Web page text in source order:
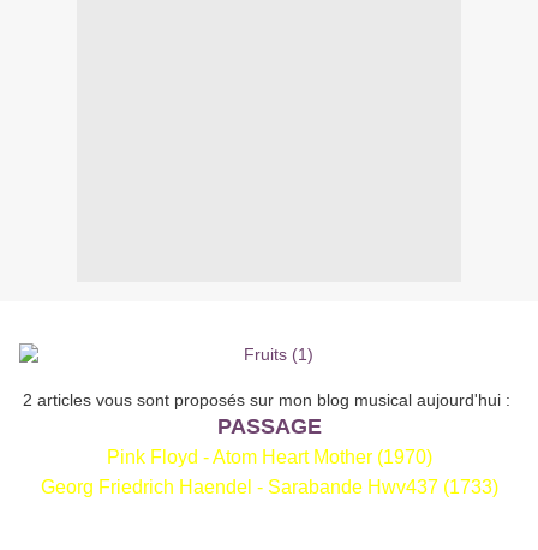
2 articles vous sont proposés sur mon blog musical aujourd'hui :
PASSAGE
Pink Floyd - Atom Heart Mother (1970)
Georg Friedrich Haendel - Sarabande Hwv437 (1733)